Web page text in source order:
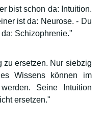
bist schon da: Intuition.
ist da: Neurose. - Du
Schizophrenie."
zu ersetzen. Nur siebzig
Wissens können im
Seine Intuition
ersetzen."